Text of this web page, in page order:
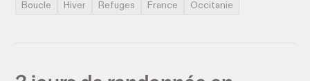
Boucle
Hiver Refuges France Occitanie